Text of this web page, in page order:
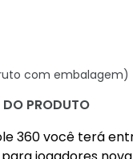
com embalagem)
PRODUTO
360 você terá